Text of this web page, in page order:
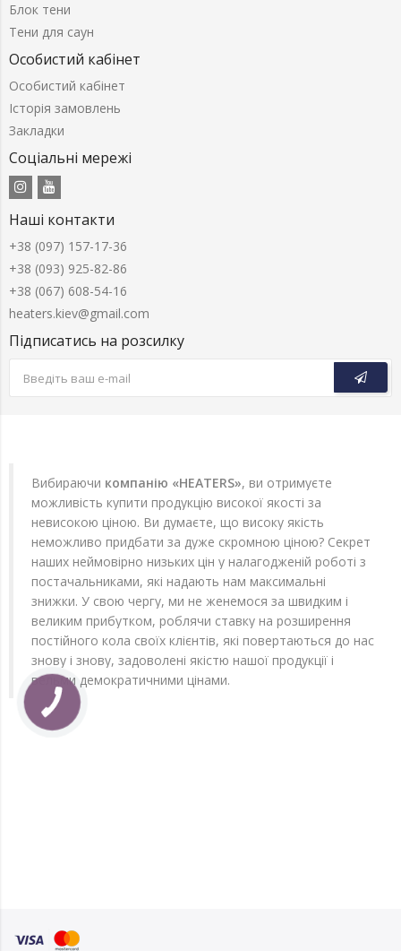
Блок тени
Тени для саун
Особистий кабінет
Особистий кабінет
Історія замовлень
Закладки
Соціальні мережі
Наші контакти
+38 (097) 157-17-36
+38 (093) 925-82-86
+38 (067) 608-54-16
heaters.kiev@gmail.com
Підписатись на розсилку
Вибираючи компанію «HEATERS», ви отримуєте
можливість купити продукцію високої якості за
невисокою ціною. Ви думаєте, що високу якість
неможливо придбати за дуже скромною ціною? Секрет
наших неймовірно низьких цін у налагодженій роботі з
постачальниками, які надають нам максимальні
знижки. У свою чергу, ми не женемося за швидким і
великим прибутком, роблячи ставку на розширення
постійного кола своїх клієнтів, які повертаються до нас
знову і знову, задоволені якістю нашої продукції і
вельми демократичними цінами.